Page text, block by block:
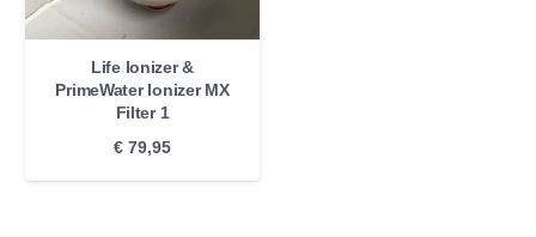
Life Ionizer &
PrimeWater Ionizer MX
Filter 1
€ 79,95